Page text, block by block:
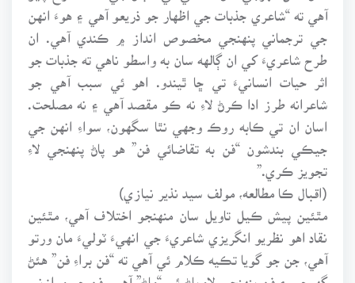
آهي ته “شاعري جذبات جي اظهار جو ذريعو آهي ۽ هوءَ انهن
جي ترجماني پنهنجي مخصوص انداز ۾ ڪندي آهي. ان
طرح شاعريءَ کي ان ڳالهه سان به واسطو ناهي ته جذبات جو
اثر حيات انسانيءَ تي ڇا ٿيندو. اهو ئي سبب آهي جو
شاعرانه طرز ادا ڪرڻ لاءِ نه ڪو مقصد آهي ۽ نه مصلحت.
اسان ان تي ڪابه روڪ وجهي نٿا سگهون، سواءِ انهن جي
جيڪي بندشون “فن به تقاضائي فن” هو پاڻ پنهنجي لاءِ
تجويز ڪري.”
(اقبال ڪا مطالعه، مولف سيد نذير نيازي)
مٿئين پيش ڪيل تاويل سان منهنجو اختلاف آهي، مٿئين
نقاد اهو نظريو انگريزي شاعريءَ جي انهيءَ ٽوليءَ مان ورتو
آهي، جن جو گويا تڪيه ڪلام ئي آهي ته “فن براءِ فن” هئڻ
گهرجي ۽ فن پنهنجي لاءِ پاڻ ئي “ماڻ” آهي. فن جو موازنو،